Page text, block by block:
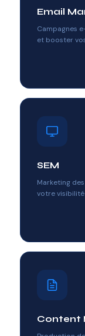
Email
Campagnes
et booster
SEM
Marketing
votre
Content